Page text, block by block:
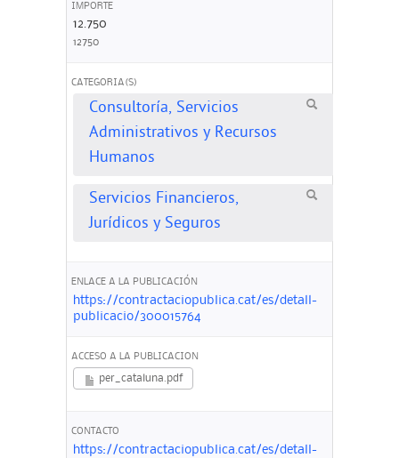
IMPORTE
12.750
12750
CATEGORIA(S)
Consultoría, Servicios
Administrativos y Recursos
Humanos
Servicios Financieros,
Jurídicos y Seguros
ENLACE A LA PUBLICACIÓN
https://contractaciopublica.cat/es/detall-
publicacio/300015764
ACCESO A LA PUBLICACION
per_cataluna.pdf
CONTACTO
https://contractaciopublica.cat/es/detall-